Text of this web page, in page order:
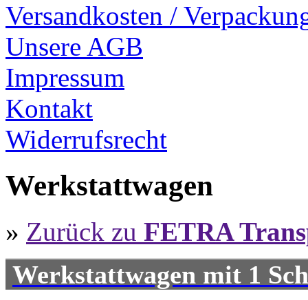
Versandkosten /
Unsere AGB
Impressum
Kontakt
Widerrufsrecht
Werkstattwagen
» Zurück zu FETRA
Werkstattwagen mit 1